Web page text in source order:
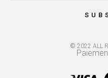
© 2022 ALL